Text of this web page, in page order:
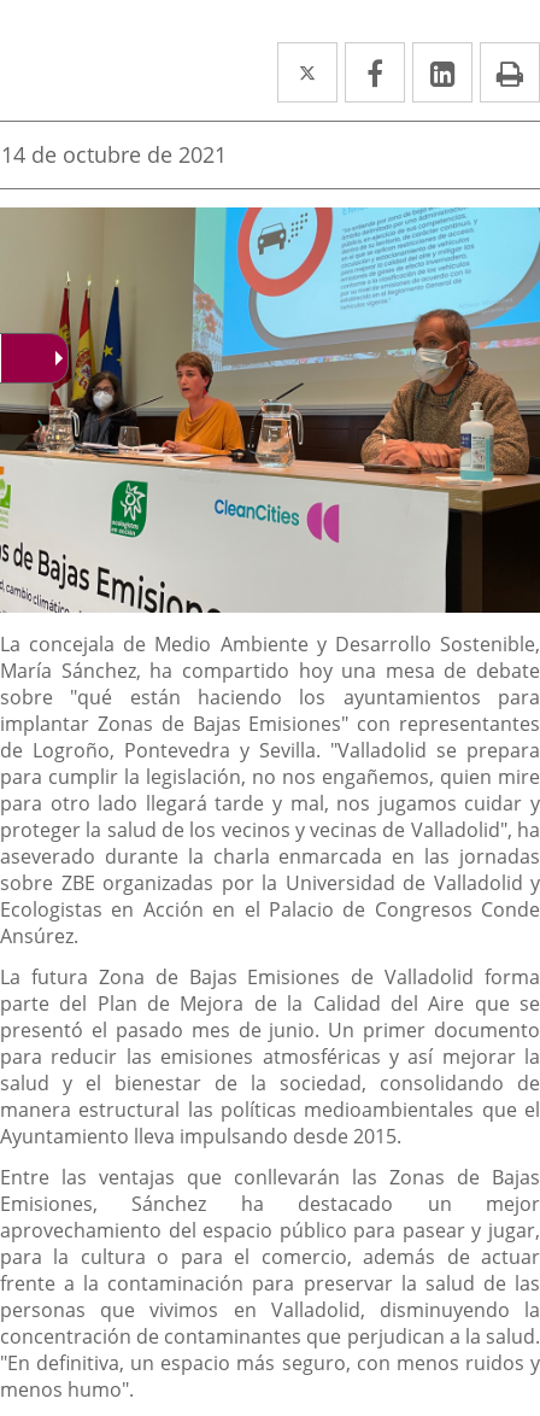
Twitter
Enlace
a
aplicación
externa.
Facebook
Enlace
a
aplicación
externa.
Enlace
a
Fecha
la
14 de octubre de 2021
Descripción
La concejala de Medio Ambiente y Desarrollo Sostenible,
María Sánchez, ha compartido hoy una mesa de debate
sobre "qué están haciendo los ayuntamientos para
implantar Zonas de Bajas Emisiones" con representantes
de Logroño, Pontevedra y Sevilla. "Valladolid se prepara
para cumplir la legislación, no nos engañemos, quien mire
para otro lado llegará tarde y mal, nos jugamos cuidar y
proteger la salud de los vecinos y vecinas de Valladolid", ha
aseverado durante la charla enmarcada en las jornadas
sobre ZBE organizadas por la Universidad de Valladolid y
Ecologistas en Acción en el Palacio de Congresos Conde
Ansúrez.
La futura Zona de Bajas Emisiones de Valladolid forma
parte del Plan de Mejora de la Calidad del Aire que se
presentó el pasado mes de junio. Un primer documento
para reducir las emisiones atmosféricas y así mejorar la
salud y el bienestar de la sociedad, consolidando de
manera estructural las políticas medioambientales que el
Ayuntamiento lleva impulsando desde 2015.
Entre las ventajas que conllevarán las Zonas de Bajas
Emisiones, Sánchez ha destacado un mejor
aprovechamiento del espacio público para pasear y jugar,
para la cultura o para el comercio, además de actuar
frente a la contaminación para preservar la salud de las
personas que vivimos en Valladolid, disminuyendo la
concentración de contaminantes que perjudican a la salud.
"En definitiva, un espacio más seguro, con menos ruidos y
menos humo".